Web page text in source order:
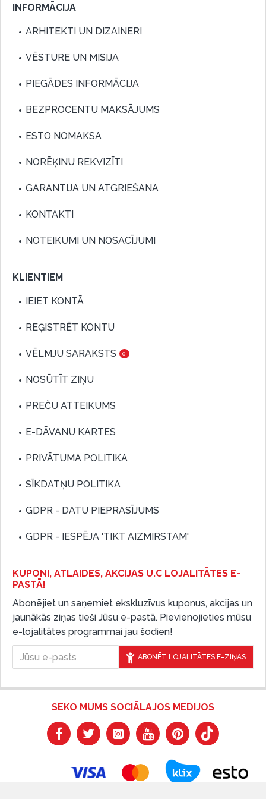
INFORMĀCIJA
ARHITEKTI UN DIZAINERI
VĒSTURE UN MISIJA
PIEGĀDES INFORMĀCIJA
BEZPROCENTU MAKSĀJUMS
ESTO NOMAKSA
NORĒĶINU REKVIZĪTI
GARANTIJA UN ATGRIEŠANA
KONTAKTI
NOTEIKUMI UN NOSACĪJUMI
KLIENTIEM
IEIET KONTĀ
REĢISTRĒT KONTU
VĒLMJU SARAKSTS 0
NOSŪTĪT ZIŅU
PREČU ATTEIKUMS
E-DĀVANU KARTES
PRIVĀTUMA POLITIKA
SĪKDATŅU POLITIKA
GDPR - DATU PIEPRASĪJUMS
GDPR - IESPĒJA 'TIKT AIZMIRSTAM'
KUPONI, ATLAIDES, AKCIJAS U.C LOJALITĀTES E-
PASTĀ!
Abonējiet un saņemiet ekskluzīvus kuponus, akcijas un
jaunākās ziņas tieši Jūsu e-pastā. Pievienojieties mūsu
e-lojalitātes programmai jau šodien!
ABONĒT LOJALITĀTES E-ZIŅAS
SEKO MUMS SOCIĀLAJOS MEDIJOS